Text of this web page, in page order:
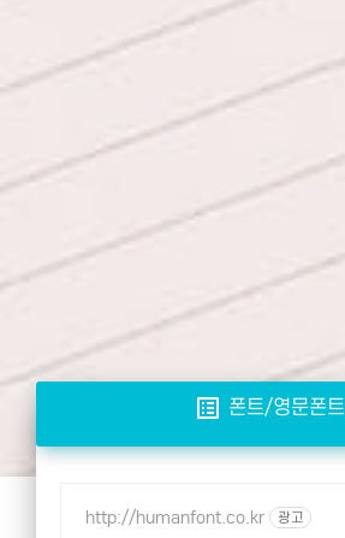
list_alt 폰트/영문폰트
http://humanfont.co.kr 광고